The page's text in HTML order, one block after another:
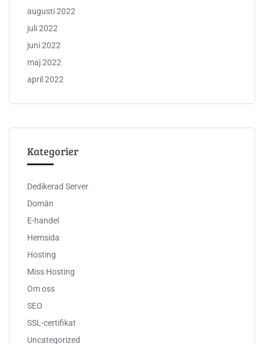
augusti 2022
juli 2022
juni 2022
maj 2022
april 2022
Kategorier
Dedikerad Server
Domän
E-handel
Hemsida
Hosting
Miss Hosting
Om oss
SEO
SSL-certifikat
Uncategorized